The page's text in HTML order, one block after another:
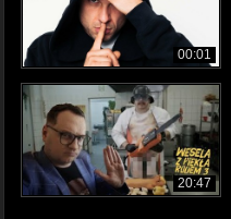
00:01
20:47